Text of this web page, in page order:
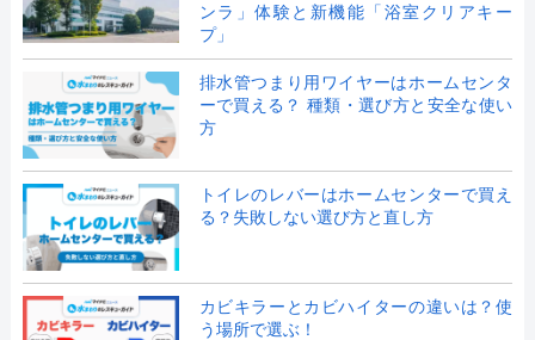
ンラ」体験と新機能「浴室クリアキー
プ」
排水管つまり用ワイヤーはホームセンタ
ーで買える？ 種類・選び方と安全な使い
方
トイレのレバーはホームセンターで買え
る？失敗しない選び方と直し方
カビキラーとカビハイターの違いは？使
う場所で選ぶ！